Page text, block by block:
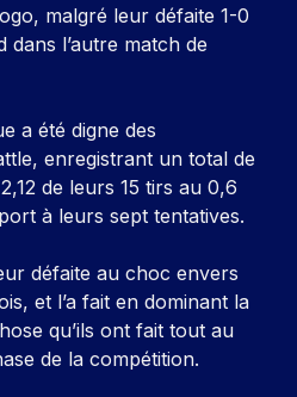
malgré leur défaite 1-0
dans l’autre match de
a été digne des
enregistrant un total de
de leurs 15 tirs au 0,6
à leurs sept tentatives.
défaite au choc envers
et l’a fait en dominant la
qu’ils ont fait tout au
de la compétition.